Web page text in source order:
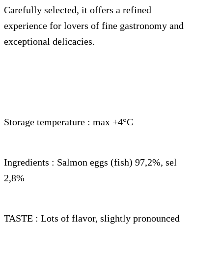
Carefully selected, it offers a refined
experience for lovers of fine gastronomy and
exceptional delicacies.
Storage temperature : max +4°C
Ingredients : Salmon eggs (fish) 97,2%, sel
2,8%
TASTE :Lots of flavor, slightly pronounced